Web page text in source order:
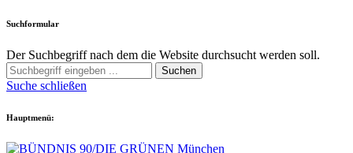
Suchformular
Der Suchbegriff nach dem die Website durchsucht werden soll.
Suchen
Suche schließen
Hauptmenü: